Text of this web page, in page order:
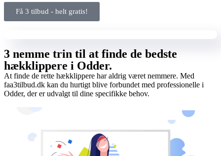
Få 3 tilbud - helt gratis!
3 nemme trin til at finde de bedste
hækklippere i Odder.
At finde de rette hækklippere har aldrig været nemmere. Med
faa3tilbud.dk kan du hurtigt blive forbundet med professionelle i
Odder, der er udvalgt til dine specifikke behov.